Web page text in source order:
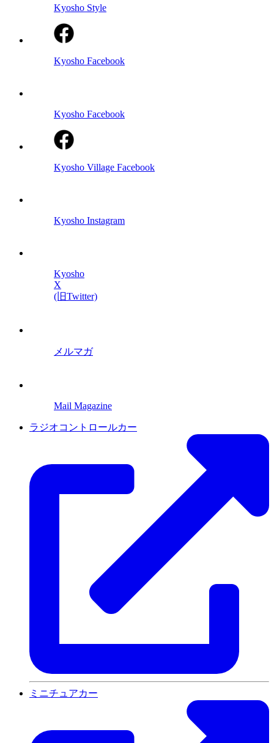
Kyosho Style
Kyosho Facebook
Kyosho Facebook
Kyosho Village Facebook
Kyosho Instagram
Kyosho
X
(旧Twitter)
メルマガ
Mail Magazine
ラジオコントロールカー
ミニチュアカー